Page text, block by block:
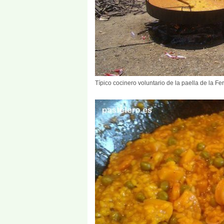
Típico cocinero voluntario de la paella de la